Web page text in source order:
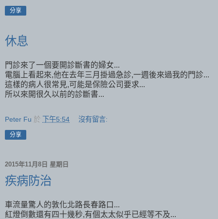
分享
休息
門診來了一個要開診斷書的婦女...
電腦上看起來,他在去年三月掛過急診,一週後來過我的門診...
這樣的病人很常見,可能是保險公司要求...
所以來開很久以前的診斷書...
Peter Fu 於 下午5:54 沒有留言:
分享
2015年11月8日 星期日
疾病防治
車流量驚人的敦化北路長春路口...
紅燈倒數還有四十幾秒,有個太太似乎已經等不及...